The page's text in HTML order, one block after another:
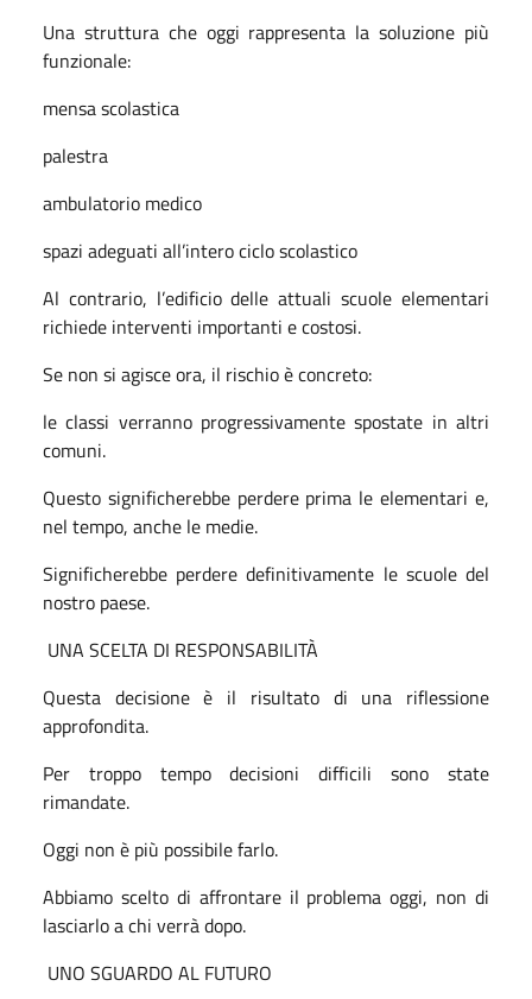
Una struttura che oggi rappresenta la soluzione più
funzionale:
mensa scolastica
palestra
ambulatorio medico
spazi adeguati all’intero ciclo scolastico
Al contrario, l’edificio delle attuali scuole elementari
richiede interventi importanti e costosi.
Se non si agisce ora, il rischio è concreto:
le classi verranno progressivamente spostate in altri
comuni.
Questo significherebbe perdere prima le elementari e,
nel tempo, anche le medie.
Significherebbe perdere definitivamente le scuole del
nostro paese.
UNA SCELTA DI RESPONSABILITÀ
Questa decisione è il risultato di una riflessione
approfondita.
Per troppo tempo decisioni difficili sono state
rimandate.
Oggi non è più possibile farlo.
Abbiamo scelto di affrontare il problema oggi, non di
lasciarlo a chi verrà dopo.
UNO SGUARDO AL FUTURO